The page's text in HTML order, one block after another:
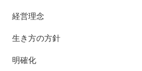
経営理念
生き方の方針
明確化